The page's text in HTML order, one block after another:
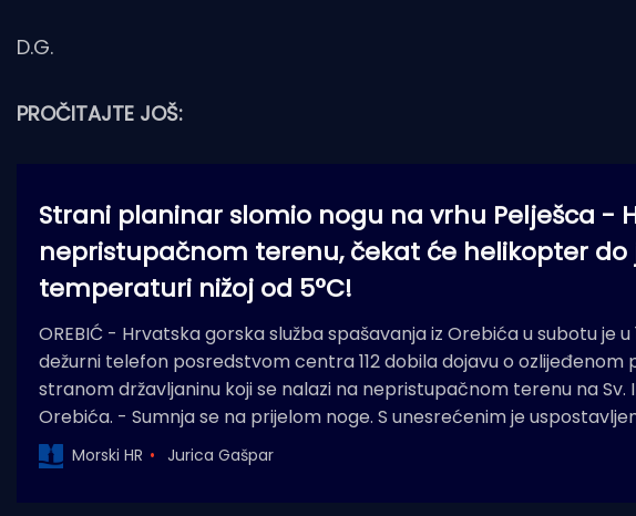
D.G.
PROČITAJTE JOŠ:
Strani planinar slomio nogu na vrhu Pelješca -
nepristupačnom terenu, čekat će helikopter
temperaturi nižoj od 5°C!
OREBIĆ - Hrvatska gorska služba spašavanja iz Orebića u subotu je u
dežurni telefon posredstvom centra 112 dobila dojavu o ozlijeđenom
stranom državljaninu koji se nalazi na nepristupačnom terenu na Sv.
Orebića. - Sumnja se na prijelom noge. S unesrećenim je
Morski HR Jurica Gašpar